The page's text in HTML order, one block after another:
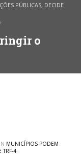
PÚBLICAS, DECIDE
o
MUNICÍPIOS PODEM
TRF-4